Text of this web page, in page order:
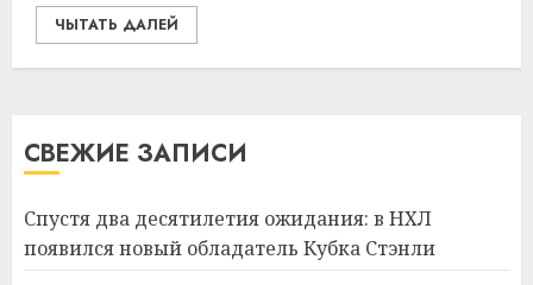
ЧЫТАТЬ ДАЛЕЙ
СВЕЖИЕ ЗАПИСИ
Спустя два десятилетия ожидания: в НХЛ
появился новый обладатель Кубка Стэнли